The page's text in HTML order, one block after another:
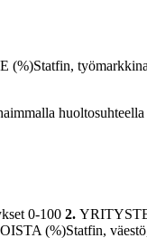
0-100 2.
(%)Statfin, väestö,